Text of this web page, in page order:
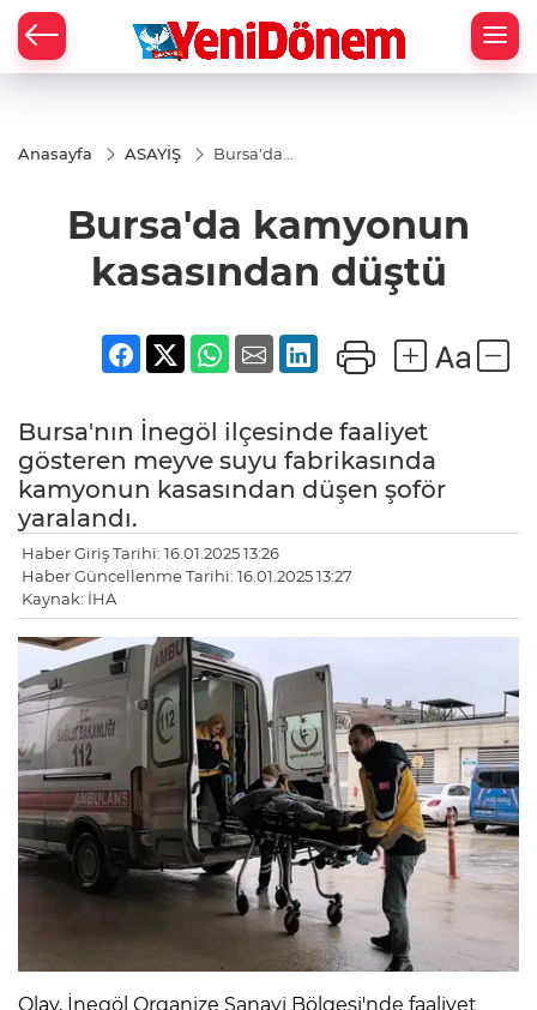
Anasayfa ASAYİŞ
Bursa'da
düştü
Bursa'da kamyonun
kasasından düştü
Bursa'nın İnegöl ilçesinde faaliyet
gösteren meyve suyu fabrikasında
kamyonun kasasından düşen şoför
yaralandı.
Haber Giriş Tarihi: 16.01.2025 13:26
Haber Güncellenme Tarihi: 16.01.2025 13:27
Kaynak: İHA
Olay, İnegöl Organize Sanayi Bölgesi'nde faaliyet